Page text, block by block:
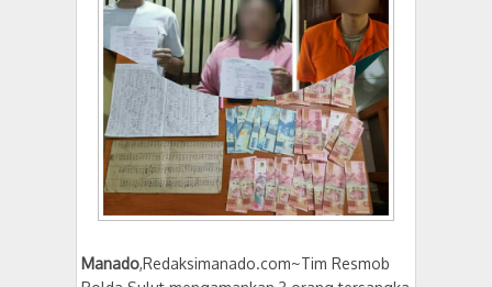
Manado,Redaksimanado.com~Tim Resmob